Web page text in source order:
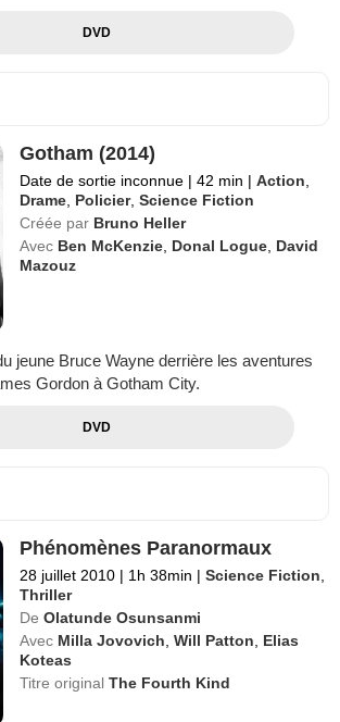
DVD
Gotham (2014)
Date de sortie inconnue | 42 min | Action
Drame Policier,Science Fiction
Créée par Bruno Heller
Avec Ben McKenzie Donal Logue David
Mazouz
jeune Bruce Wayne derrière les aventures
Gordon à Gotham City.
DVD
Phénomènes Paranormaux
28 juillet 2010 | 1h 38min | Science Fiction
Thriller
De Olatunde Osunsanmi
Avec Milla Jovovich ,Will Patton
Elias
Koteas
Titre originalThe Fourth Kind